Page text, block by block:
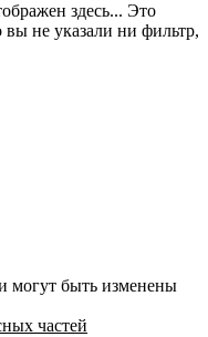
здесь... Это
вы не указали ни фильтр,
могут быть изменены
частей